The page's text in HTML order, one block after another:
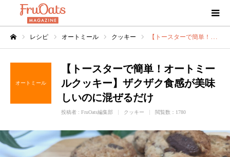
レシピ オートミール クッキー 【トースターで簡単！オートミールクッキー】ザクザク食感が美味しいのに混ぜるだけ
オートミール
【トースターで簡単！オートミー
ルクッキー】ザクザク食感が美味
しいのに混ぜるだけ
投稿者 : FruOats編集部 クッキー 閲覧数：1780